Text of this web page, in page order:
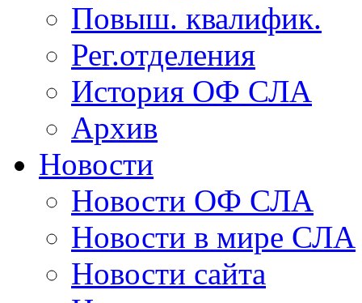
Повыш. квалифик.
Рег.отделения
История ОФ СЛА
Архив
Новости
Новости ОФ СЛА
Новости в мире СЛА
Новости сайта